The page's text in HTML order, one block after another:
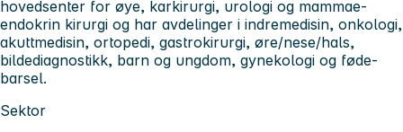
hovedsenter for øye, karkirurgi, urologi og mammae-
endokrin kirurgi og har avdelinger i indremedisin, onkologi,
akuttmedisin, ortopedi, gastrokirurgi, øre/nese/hals,
bildediagnostikk, barn og ungdom, gynekologi og føde-
barsel.
Sektor